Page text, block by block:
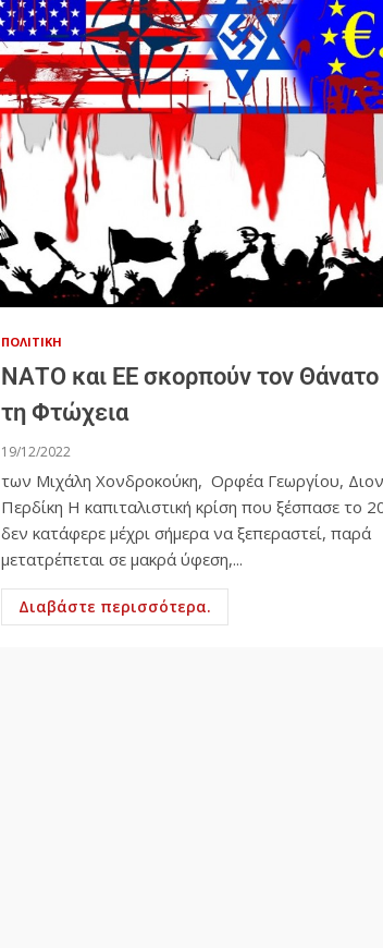
ΠΟΛΙΤΙΚΉ
ΝΑΤΟ και ΕΕ σκορπούν τον Θάνατο
τη Φτώχεια
19/12/2022
των Μιχάλη Χονδροκούκη, Ορφέα Γεωργίου,
Περδίκη Η καπιταλιστική κρίση που ξέσπασε το
δεν κατάφερε μέχρι σήμερα να ξεπεραστεί, παρά
μετατρέπεται σε μακρά ύφεση,...
Διαβάστε περισσότερα.